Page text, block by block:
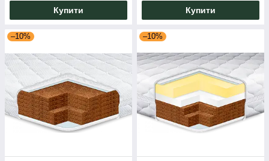
Купити Купити
–10% –10%